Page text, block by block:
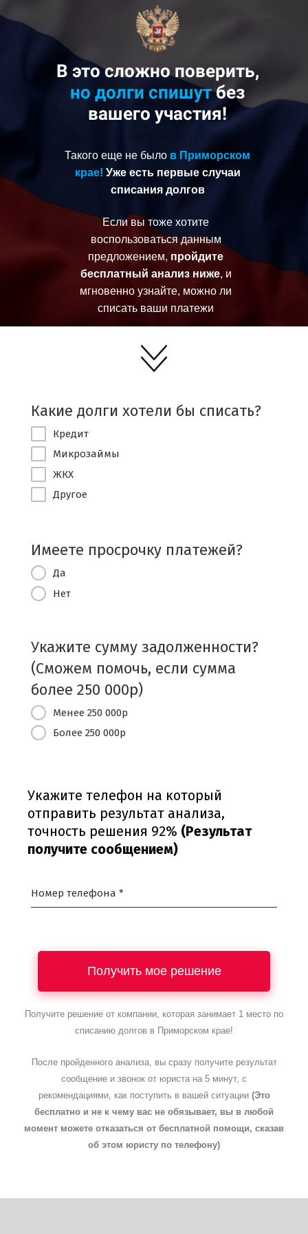
В это сложно поверить,
нодолги спишутбез
вашего участия!
Такого еще не было в Приморском
крае! Уже есть первые случаи
списания долгов
Если вы тоже хотите
воспользоваться данным
предложением, пройдите
бесплатный анализ ниже, и
мгновенно узнайте, можно ли
списать ваши платежи
Какие долги хотели бы списать?
Кредит
Микрозаймы
ЖКХ
Другое
Имеете просрочку платежей?
Да
Нет
Укажите сумму задолженности?
(Сможем помочь, если сумма
более 250 000р)
Менее 250 000р
Более 250 000р
Укажите телефон на который
отправить результат анализа,
точность решения 92% (Результат
получите сообщением)
Номер телефона *
Получить мое решение
Получите решение от компании, которая занимает 1 место по
списанию долгов в Приморском крае!
После пройденного анализа, вы сразу получите результат
сообщение и звонок от юриста на 5 минут, с
рекомендациями, как поступить в вашей ситуации (Это
бесплатно и не к чему вас не обязывает, вы в любой
момент можете отказаться от бесплатной помощи, сказав
об этом юристу по телефону)